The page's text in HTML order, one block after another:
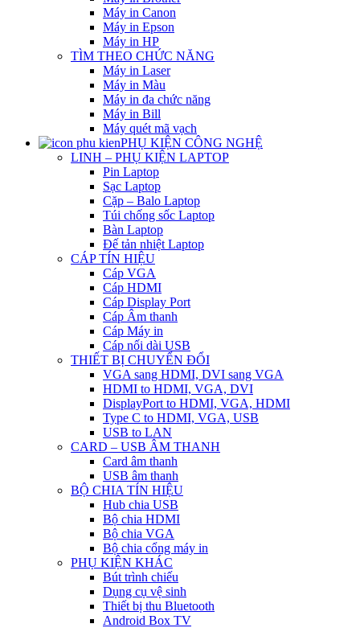
Máy in Canon
Máy in Epson
Máy in HP
TÌM THEO CHỨC NĂNG
Máy in Laser
Máy in Màu
Máy in đa chức năng
Máy in Bill
Máy quét mã vạch
PHỤ KIỆN CÔNG NGHỆ
LINH – PHỤ KIỆN LAPTOP
Pin Laptop
Sạc Laptop
Cặp – Balo Laptop
Túi chống sốc Laptop
Bàn Laptop
Đế tản nhiệt Laptop
CÁP TÍN HIỆU
Cáp VGA
Cáp HDMI
Cáp Display Port
Cáp Âm thanh
Cáp Máy in
Cáp nối dài USB
THIẾT BỊ CHUYỂN ĐỔI
VGA sang HDMI, DVI sang VGA
HDMI to HDMI, VGA, DVI
DisplayPort to HDMI, VGA, HDMI
Type C to HDMI, VGA, USB
USB to LAN
CARD – USB ÂM THANH
Card âm thanh
USB âm thanh
BỘ CHIA TÍN HIỆU
Hub chia USB
Bộ chia HDMI
Bộ chia VGA
Bộ chia cổng máy in
PHỤ KIỆN KHÁC
Bút trình chiếu
Dụng cụ vệ sinh
Thiết bị thu Bluetooth
Android Box TV